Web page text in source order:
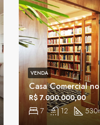
Casa Comercial
7 12 530
R$ 7.000.000,00
VENDA